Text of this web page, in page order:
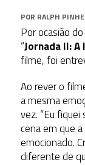
POR RALPH
Por ocasião
“Jornada II: A
filme, foi
Ao rever o
a mesma
vez. “Eu
cena em que
emocionado.
diferente de